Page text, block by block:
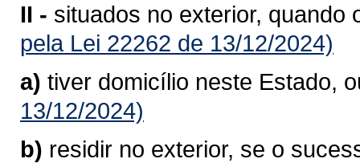
II - situados no exterior, quando
pela Lei 22262 de 13/12/2024)
a) tiver domicílio neste Estado,
13/12/2024)
b) residir no exterior, se o